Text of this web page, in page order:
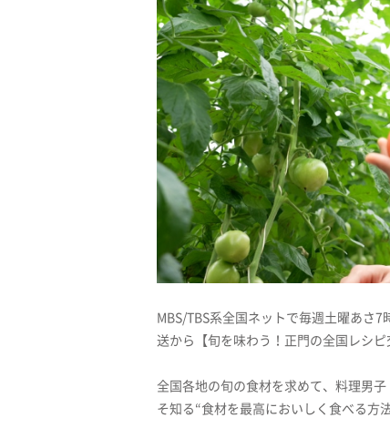
MBS/TBS系全国ネットで毎週土曜あさ
送から【旬を味わう！正門の全国レシピ
全国各地の旬の食材を求めて、料理男
そ知る“食材を最高においしく食べる方